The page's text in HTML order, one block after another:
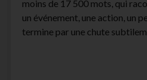
moins de 17 500 mots, qui
un événement, une action, un
termine par une chute